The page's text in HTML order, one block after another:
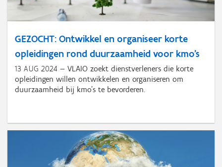
GEZOCHT: Ontwikkel en organiseer korte
opleidingen rond duurzaamheid voor kmo’s
13 AUG 2024
VLAIO zoekt dienstverleners die korte
opleidingen willen ontwikkelen en organiseren om
duurzaamheid bij kmo’s te bevorderen.